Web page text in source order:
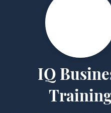
IQ